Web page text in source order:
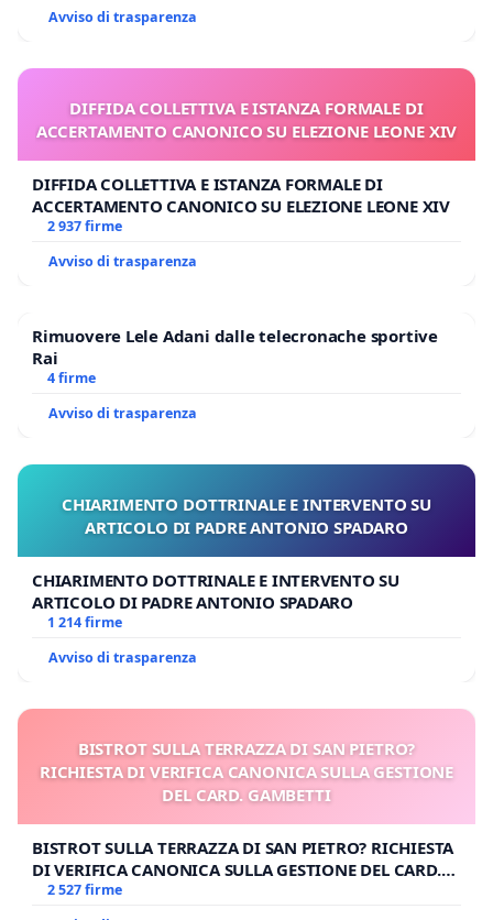
Avviso di trasparenza
DIFFIDA COLLETTIVA E ISTANZA FORMALE DI
ACCERTAMENTO CANONICO SU ELEZIONE LEONE XIV
DIFFIDA COLLETTIVA E ISTANZA FORMALE DI
ACCERTAMENTO CANONICO SU ELEZIONE LEONE XIV
2 937 firme
Avviso di trasparenza
Rimuovere Lele Adani dalle telecronache sportive
Rai
4 firme
Avviso di trasparenza
CHIARIMENTO DOTTRINALE E INTERVENTO SU
ARTICOLO DI PADRE ANTONIO SPADARO
CHIARIMENTO DOTTRINALE E INTERVENTO SU
ARTICOLO DI PADRE ANTONIO SPADARO
1 214 firme
Avviso di trasparenza
BISTROT SULLA TERRAZZA DI SAN PIETRO?
RICHIESTA DI VERIFICA CANONICA SULLA GESTIONE
DEL CARD. GAMBETTI
BISTROT SULLA TERRAZZA DI SAN PIETRO? RICHIESTA
DI VERIFICA CANONICA SULLA GESTIONE DEL CARD.
GAMBETTI
2 527 firme